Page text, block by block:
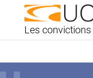
Les